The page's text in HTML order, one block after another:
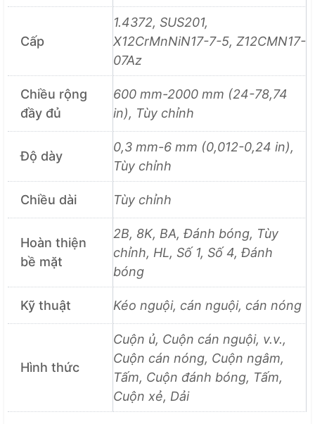
Cấp
1.4372, SUS201,
X12CrMnNiN17-7-5, Z12CMN17-
07Az
Chiều rộng
đầy đủ
600 mm-2000 mm (24-78,74
in), Tùy chỉnh
Độ dày
0,3 mm-6 mm (0,012-0,24 in),
Tùy chỉnh
Chiều dài Tùy chỉnh
Hoàn thiện
bề mặt
2B, 8K, BA, Đánh bóng, Tùy
chỉnh, HL, Số 1, Số 4, Đánh
bóng
Kỹ thuật Kéo nguội, cán nguội, cán nóng
Hình thức
Cuộn ủ, Cuộn cán nguội, v.v.,
Cuộn cán nóng, Cuộn ngâm,
Tấm, Cuộn đánh bóng, Tấm,
Cuộn xẻ, Dải